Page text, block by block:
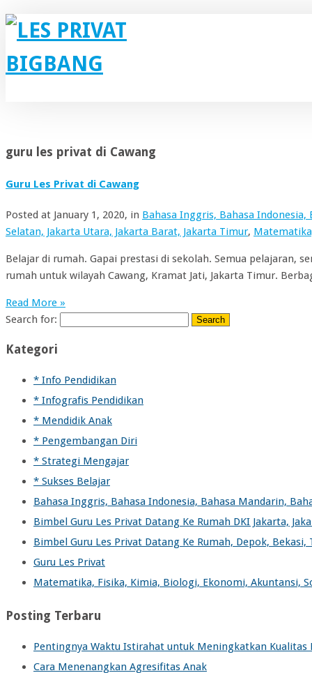
guru les privat di Cawang
Guru Les Privat di Cawang
Posted at January 1, 2020, in Bahasa Inggris, Bahasa Indonesia,
Selatan, Jakarta Utara, Jakarta Barat, Jakarta Timur,
Belajar di rumah. Gapai prestasi di sekolah. Semua pelajaran,
rumah untuk wilayah Cawang, Kramat Jati, Jakarta Timur.
Read More »
Search for:
Kategori
* Info Pendidikan
* Infografis Pendidikan
* Mendidik Anak
* Pengembangan Diri
* Strategi Mengajar
* Sukses Belajar
Bahasa Inggris, Bahasa Indonesia, Bahasa Mandarin,
Bimbel Guru Les Privat Datang Ke Rumah DKI Jakarta,
Bimbel Guru Les Privat Datang Ke Rumah, Depok,
Guru Les Privat
Matematika, Fisika, Kimia, Biologi, Ekonomi, Akuntansi,
Posting Terbaru
Pentingnya Waktu Istirahat untuk Meningkatkan Kualitas
Cara Menenangkan Agresifitas Anak